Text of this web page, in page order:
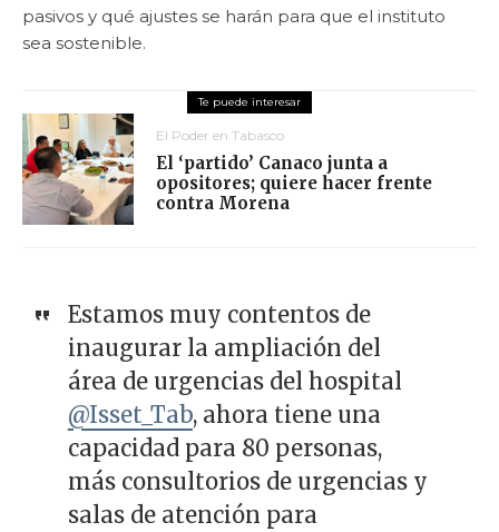
pasivos y qué ajustes se harán para que el instituto
sea sostenible.
El Poder en Tabasco
El ‘partido’ Canaco junta a
opositores; quiere hacer frente
contra Morena
Estamos muy contentos de
inaugurar la ampliación del
área de urgencias del hospital
@Isset_Tab, ahora tiene una
capacidad para 80 personas,
más consultorios de urgencias y
salas de atención para